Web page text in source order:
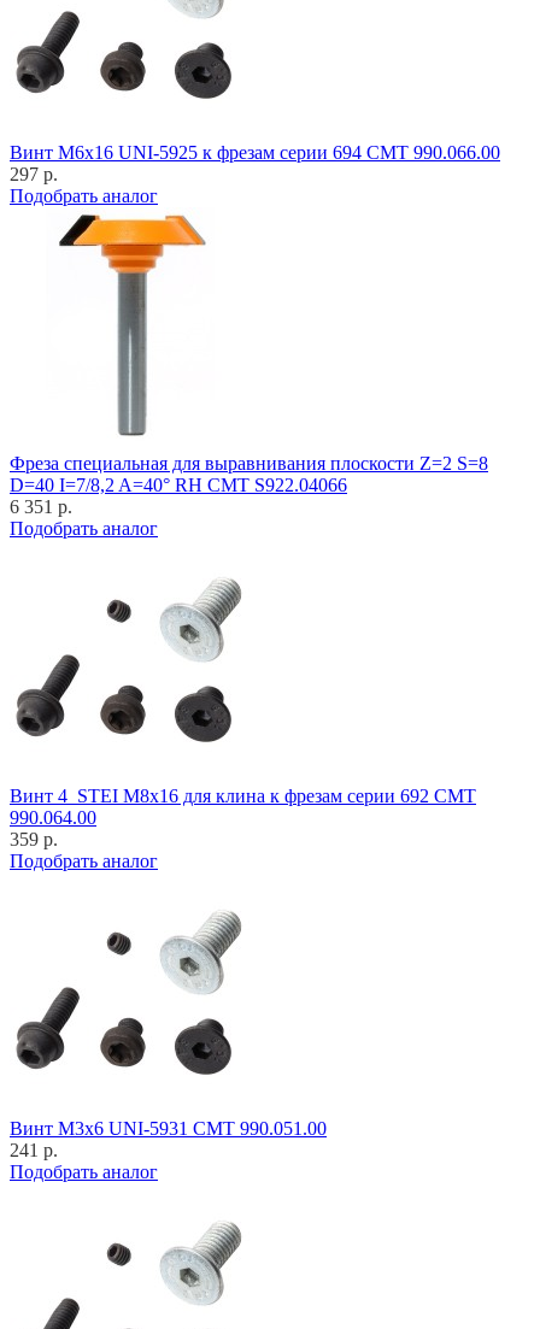
Винт M6x16 UNI-5925 к фрезам серии 694 CMT 990.066.00
297 р.
Подобрать аналог
Фреза специальная для выравнивания плоскости Z=2 S=8
D=40 I=7/8,2 A=40° RH CMT S922.04066
6 351 р.
Подобрать аналог
Винт 4_STEI M8x16 для клина к фрезам серии 692 CMT
990.064.00
359 р.
Подобрать аналог
Винт M3x6 UNI-5931 CMT 990.051.00
241 р.
Подобрать аналог